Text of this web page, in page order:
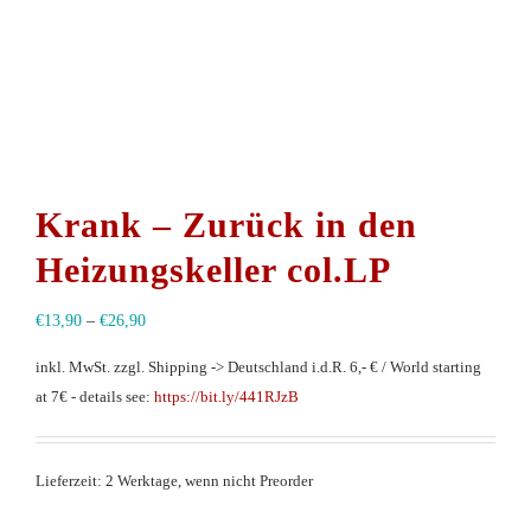
Krank – Zurück in den
Heizungskeller col.LP
€13,90 – €26,90
inkl. MwSt. zzgl. Shipping -> Deutschland i.d.R. 6,- € / World starting
at 7€ - details see: https://bit.ly/441RJzB
Lieferzeit: 2 Werktage, wenn nicht Preorder